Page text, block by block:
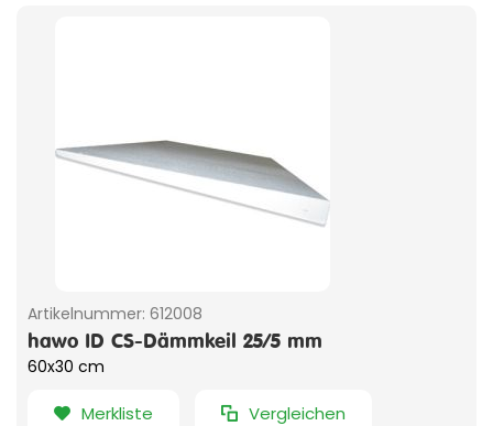
Artikelnummer: 612008
hawo ID CS-Dämmkeil 25/5 mm
60x30 cm
Merkliste Vergleichen